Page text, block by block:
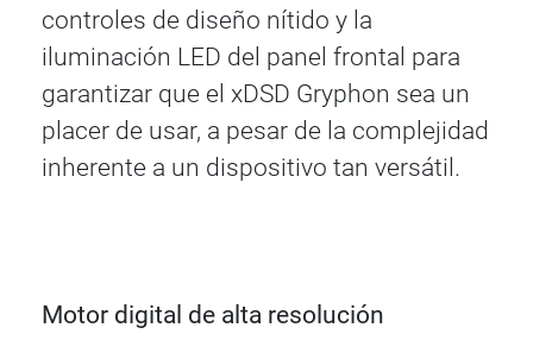
controles de diseño nítido y la
iluminación LED del panel frontal para
garantizar que el xDSD Gryphon sea un
placer de usar, a pesar de la complejidad
inherente a un dispositivo tan versátil.
Motor digital de alta resolución